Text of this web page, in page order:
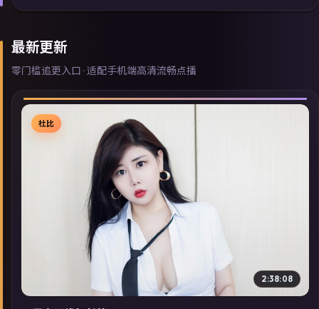
型高分佳作，畅享高清在线追剧体验。
最新更新
零门槛追更入口 · 适配手机端高清流畅点播
▶
杜比
2:38:08